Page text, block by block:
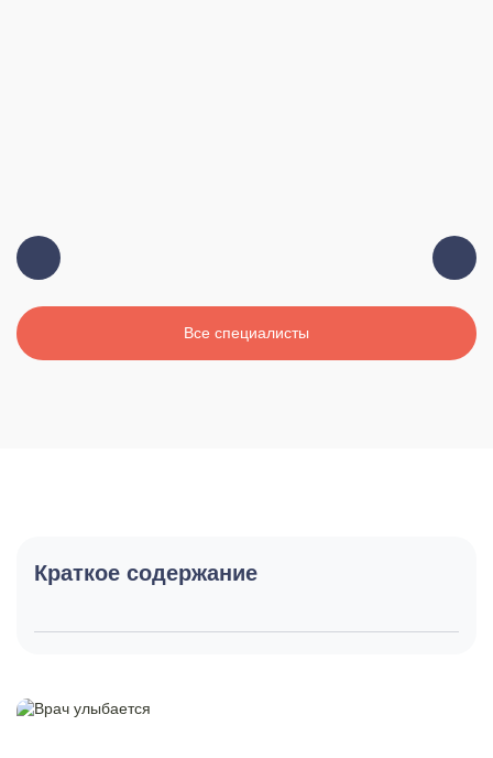
Все специалисты
Краткое содержание